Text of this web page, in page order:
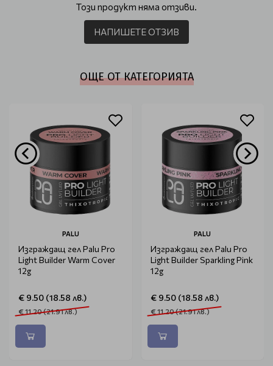
Този продукт няма отзиви.
НАПИШЕТЕ ОТЗИВ
ОЩЕ ОТ КАТЕГОРИЯТА
PALU
Изграждащ гел Palu Pro
Light Builder Warm Cover
12g
€ 9.50 (18.58 лв.)
€ 11.20 (21.91 лв.)
PALU
Изграждащ гел Palu Pro
Light Builder Sparkling Pink
12g
€ 9.50 (18.58 лв.)
€ 11.20 (21.91 лв.)